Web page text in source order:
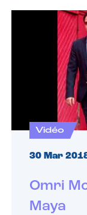
Vidéo
30 Mar
Omri
Maya